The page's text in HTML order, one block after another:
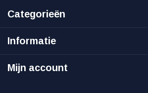
Categorieën
Informatie
Mijn account